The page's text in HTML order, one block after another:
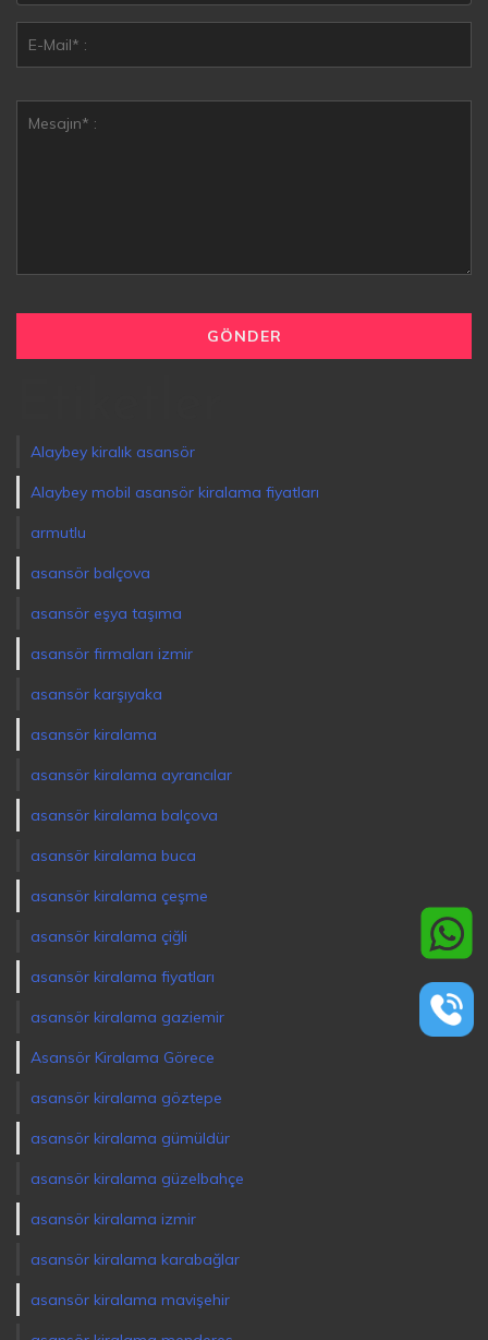
Alaybey kiralık asansör
Alaybey mobil asansör kiralama fiyatları
armutlu
asansör balçova
asansör eşya taşıma
asansör firmaları izmir
asansör karşıyaka
asansör kiralama
asansör kiralama ayrancılar
asansör kiralama balçova
asansör kiralama buca
asansör kiralama çeşme
asansör kiralama çiğli
asansör kiralama fiyatları
asansör kiralama gaziemir
Asansör Kiralama Görece
asansör kiralama göztepe
asansör kiralama gümüldür
asansör kiralama güzelbahçe
asansör kiralama izmir
asansör kiralama karabağlar
asansör kiralama mavişehir